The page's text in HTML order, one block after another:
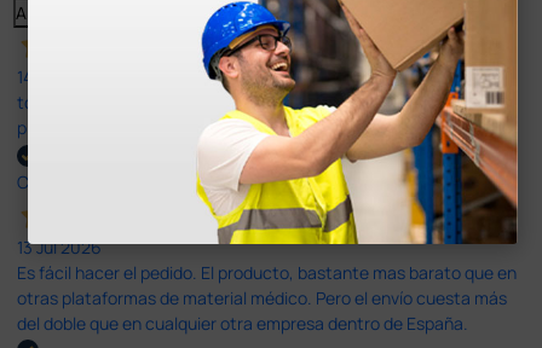
Anterior
14 Jul 2026
todo correcto. podria señalar que un poco caro los portes y el
plazo de entrega se alarga.
Comprador verificado
13 Jul 2026
Es fácil hacer el pedido. El producto, bastante mas barato que en
otras plataformas de material médico. Pero el envío cuesta más
del doble que en cualquier otra empresa dentro de España.